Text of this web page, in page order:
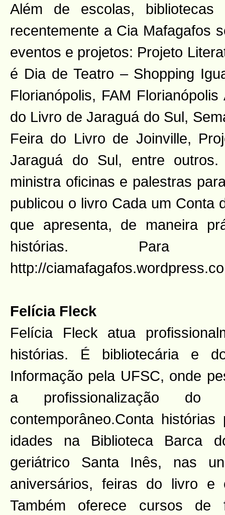
Além de escolas,
recentemente a Cia Mafagafos
eventos e projetos: Projeto
é Dia de Teatro – Shopping
Florianópolis, FAM
do Livro de Jaraguá do Sul,
Feira do Livro de Joinville,
Jaraguá do Sul, entre
ministra oficinas e palestras
publicou o livro Cada um Conta
que apresenta, de maneira
histórias. Para
http://
Felícia Fleck
Felícia Fleck atua
histórias. É bibliotecária e
Informação pela UFSC, onde
a profissionalização do
contemporâneo.Conta
idades na Biblioteca Barca
geriátrico Santa Inês, nas
aniversários, feiras do livro e
Também oferece cursos de